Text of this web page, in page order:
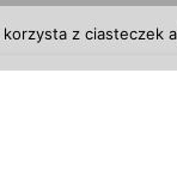
z ciasteczek